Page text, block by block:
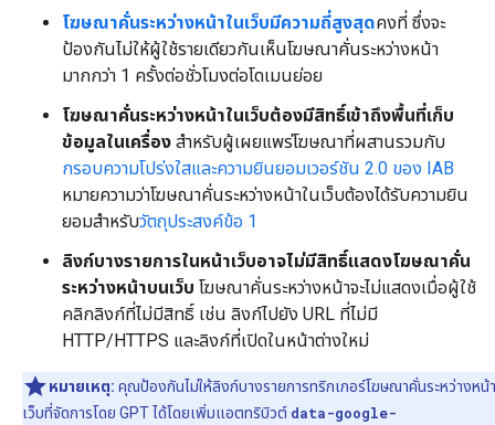
โฆษณาคั่นระหว่างหน้าในเว็บมีความถี่สูงสุดคงที่ ซึ่งจะ
ป้องกันไม่ให้ผู้ใช้รายเดียวกันเห็นโฆษณาคั่นระหว่างหน้า
มากกว่า 1 ครั้งต่อชั่วโมงต่อโดเมนย่อย
โฆษณาคั่นระหว่างหน้าในเว็บต้องมีสิทธิ์เข้าถึงพื้นที่เก็บ
ข้อมูลในเครื่อง สําหรับผู้เผยแพร่โฆษณาที่ผสานรวมกับ
กรอบความโปร่งใสและความยินยอมเวอร์ชัน 2.0 ของ IAB
หมายความว่าโฆษณาคั่นระหว่างหน้าในเว็บต้องได้รับความยิน
ยอมสําหรับวัตถุประสงค์ข้อ 1
ลิงก์บางรายการในหน้าเว็บอาจไม่มีสิทธิ์แสดงโฆษณาคั่น
ระหว่างหน้าบนเว็บ โฆษณาคั่นระหว่างหน้าจะไม่แสดงเมื่อผู้ใช้
คลิกลิงก์ที่ไม่มีสิทธิ์ เช่น ลิงก์ไปยัง URL ที่ไม่มี
HTTP/HTTPS และลิงก์ที่เปิดในหน้าต่างใหม่
หมายเหตุ: คุณป้องกันไม่ให้ลิงก์บางรายการทริกเกอร์โฆษณาคั่นระหว่างหน้
เว็บที่จัดการโดย GPT ได้โดยเพิ่มแอตทริบิวต์ data-google-